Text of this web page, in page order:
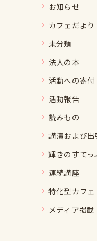
お知らせ
カフェだより
未分類
法人の本
活動への寄付
活動報告
読みもの
講演および
輝きのすてっ
連続講座
特化型カフェ
メディア掲載